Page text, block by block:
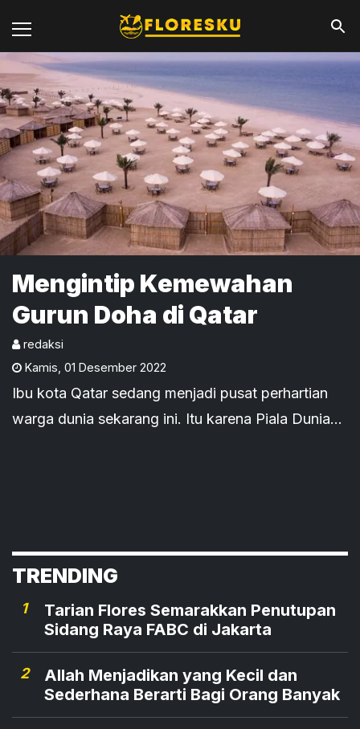
Mengintip Kemewahan
Gurun Doha di Qatar
redaksi
Kamis 01 Desember 2022
Ibu kota Qatar sedang menjadi pusat perhartian
warga dunia sekarang ini. Itu karena Piala Dunia
TRENDING
1
Tarian Flores Semarakkan Penutupan
Sidang Raya FABC di Jakarta
2
Allah Menjadikan yang Kecil dan
Sederhana Berarti Bagi Orang Banyak